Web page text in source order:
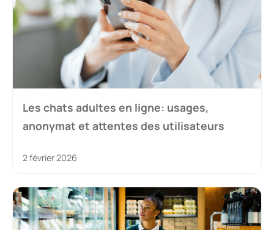
Les chats adultes en ligne: usages,
anonymat et attentes des utilisateurs
2 février 2026